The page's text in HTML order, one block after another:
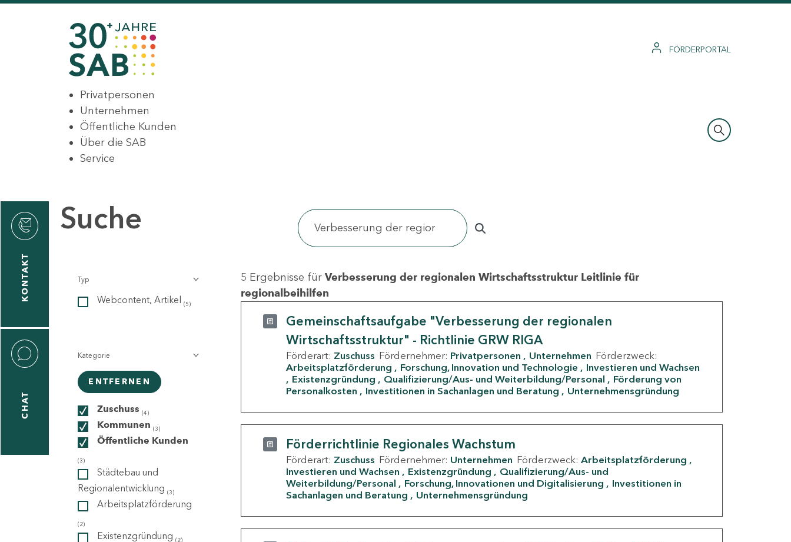
FÖRDERPORTAL
Privatpersonen
Unternehmen
Öffentliche Kunden
Über die SAB
Service
KONTAKT
CHAT
Suche
Typ
Webcontent, Artikel (5)
Kategorie
ENTFERNEN
Zuschuss (4)
Kommunen (3)
Öffentliche Kunden
(3)
Städtebau und
Regionalentwicklung (3)
Arbeitsplatzförderung
(2)
Existenzgründung (2)
5 Ergebnisse für Verbesserung der regionalen Wirtschaftsstruktur Leitlinie für
regionalbeihilfen
Gemeinschaftsaufgabe "Verbesserung der regionalen
Wirtschaftsstruktur" - Richtlinie GRW RIGA
Förderart: Zuschuss Fördernehmer: Privatpersonen Unternehmen Förderzweck:
Arbeitsplatzförderung
Forschung, Innovation und Technologie
Investieren und Wachsen
Existenzgründung
Qualifizierung/Aus- und Weiterbildung/Personal
Förderung von
Personalkosten
Investitionen in Sachanlagen und Beratung Unternehmensgründung
Förderrichtlinie Regionales Wachstum
Förderart: Zuschuss Fördernehmer: Unternehmen Förderzweck: Arbeitsplatzförderung
Investieren und Wachsen
Existenzgründung
Qualifizierung/Aus- und
Weiterbildung/Personal
Forschung, Innovationen und Digitalisierung
Investitionen in
Sachanlagen und Beratung
Unternehmensgründung